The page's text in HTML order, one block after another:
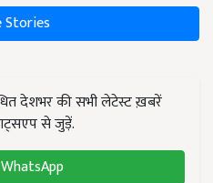
Stories
देशभर की सभी लेटेस्ट ख़बरें
से जुड़ें.